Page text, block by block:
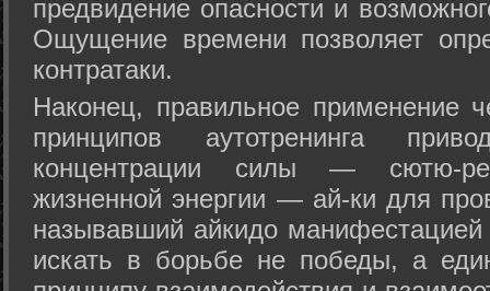
предвидение опасности и
Ощущение времени позволяет
контратаки.
Наконец, правильное применение
принципов аутотренинга
концентрации силы — сютю-
жизненной энергии — ай-ки для
называвший айкидо
искать в борьбе не победы, а